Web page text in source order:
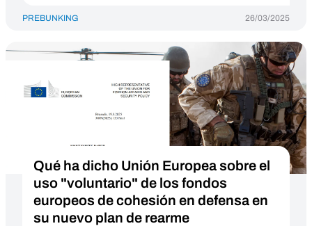
PREBUNKING 26/03/2025
Qué ha dicho Unión Europea sobre el
uso "voluntario" de los fondos
europeos de cohesión en defensa en
su nuevo plan de rearme